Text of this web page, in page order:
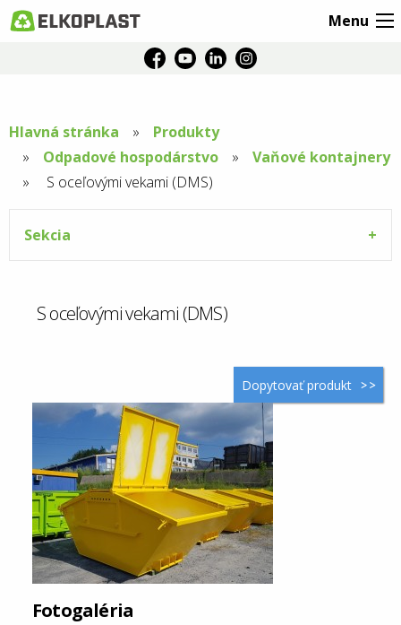
Menu
Hlavná stránka
Produkty
Odpadové hospodárstvo
Vaňové kontajnery
Aktuální
stránka:
S oceľovými vekami (DMS)
Sekcia
S oceľovými vekami (DMS)
Dopytovať produkt
Fotogaléria